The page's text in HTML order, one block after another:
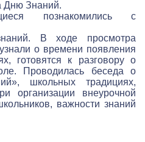
Дню Знаний.
познакомились с
В ходе просмотра
о времени появления
готовятся к разговору о
Проводилась беседа о
школьных традициях,
организации внеурочной
важности знаний